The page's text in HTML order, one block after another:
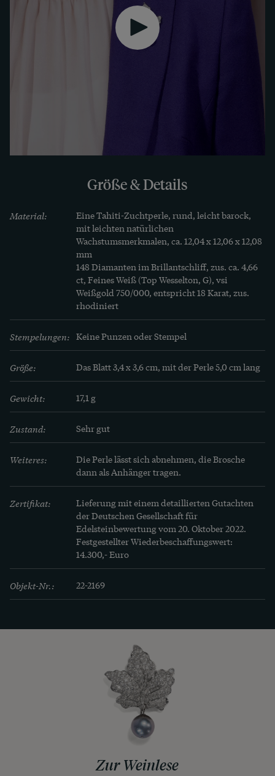
jedoch aus, wird aus der Brosche ein Anhänger,
der z.B. an einer feinen Weißgoldkette getragen
werden kann. Das Schmuckstück ist perfekt
Qualität der Materialien bestätigt.
Größe & Details
Material:
Eine Tahiti-Zuchtperle, rund, leicht barock,
mit leichten natürlichen
Wachstumsmerkmalen, ca. 12,04 x 12,06 x 12,08
mm
148 Diamanten im Brillantschliff, zus. ca. 4,66
ct, Feines Weiß (Top Wesselton, G), vsi
Weißgold 750/000, entspricht 18 Karat, zus.
rhodiniert
Stempelungen: Keine Punzen oder Stempel
Größe: Das Blatt 3,4 x 3,6 cm, mit der Perle 5,0 cm lang
Gewicht: 17,1 g
Zustand: Sehr gut
Weiteres:
Die Perle lässt sich abnehmen, die Brosche
dann als Anhänger tragen.
Zertifikat:
Lieferung mit einem detaillierten Gutachten
der Deutschen Gesellschaft für
Edelsteinbewertung vom 20. Oktober 2022.
Festgestellter Wiederbeschaffungswert:
14.300,- Euro
Objekt-Nr.: 22-2169
Zur Weinlese